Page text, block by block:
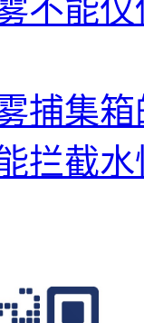
不能
捕集
拦截水